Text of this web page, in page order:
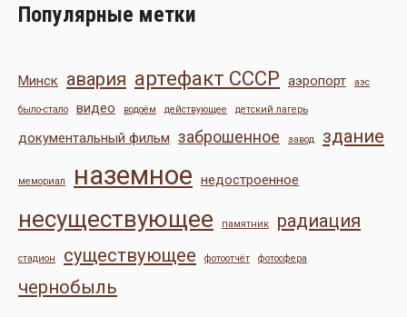
Популярные метки
Минск авария артефакт СССР аэропорт аэс
было-стало видео водоём действующее детский лагерь
документальный фильм заброшенное завод здание
мемориал наземное недостроенное
несуществующее памятник радиация
стадион существующее фотоотчёт фотосфера
чернобыль